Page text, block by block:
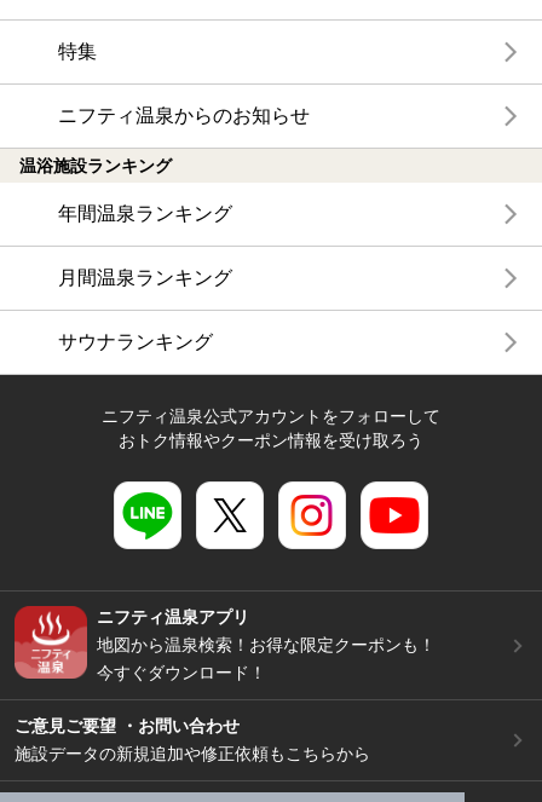
特集
ニフティ温泉からのお知らせ
温浴施設ランキング
年間温泉ランキング
月間温泉ランキング
サウナランキング
ニフティ温泉公式アカウントをフォローして
おトク情報やクーポン情報を受け取ろう
ニフティ温泉アプリ
地図から温泉検索！お得な限定クーポンも！
今すぐダウンロード！
ご意見ご要望 ・お問い合わせ
施設データの新規追加や修正依頼もこちらから